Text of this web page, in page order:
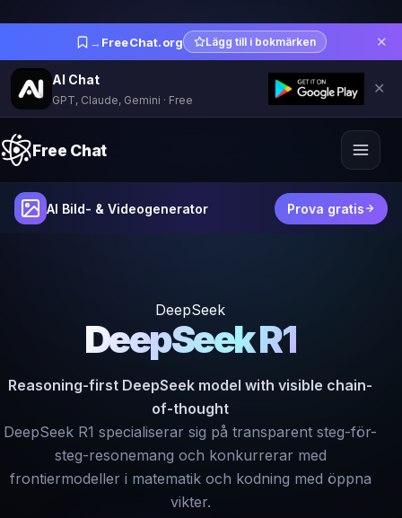
→ FreeChat.org Lägg till i bokmärken ✕
AI Chat
GPT, Claude, Gemini · Free
✕
Free Chat
AI Bild- & Videogenerator Prova gratis
DeepSeek
DeepSeek R1
Reasoning-first DeepSeek model with visible chain-
of-thought
DeepSeek R1 specialiserar sig på transparent steg-för-
steg-resonemang och konkurrerar med
frontiermodeller i matematik och kodning med öppna
vikter.